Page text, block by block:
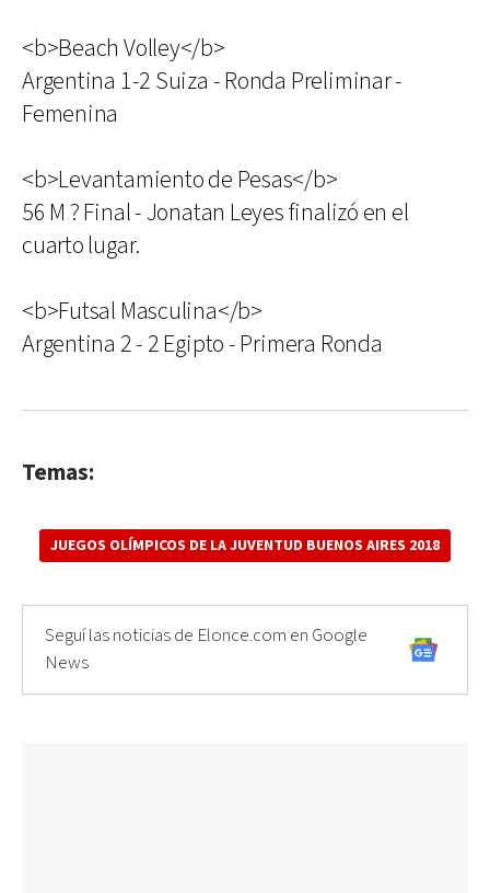
<b>Beach Volley</b>
Argentina 1-2 Suiza - Ronda Preliminar -
Femenina
<b>Levantamiento de Pesas</b>
56 M ? Final - Jonatan Leyes finalizó en el
cuarto lugar.
<b>Futsal Masculina</b>
Argentina 2 - 2 Egipto - Primera Ronda
Temas:
JUEGOS OLÍMPICOS DE LA JUVENTUD BUENOS AIRES 2018
Seguí las noticias de Elonce.com en Google
News